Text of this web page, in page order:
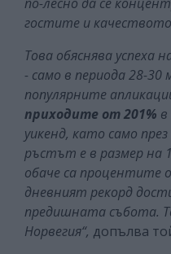
по-лесно да се
гостите и
Това обяснява успеха
- само в периода 28-30
популярните
приходите от 201%
уикенд, като само
ръстът е в размер на
обаче са процентите
дневният рекорд
предишната събота.
Норвегия“, допълва